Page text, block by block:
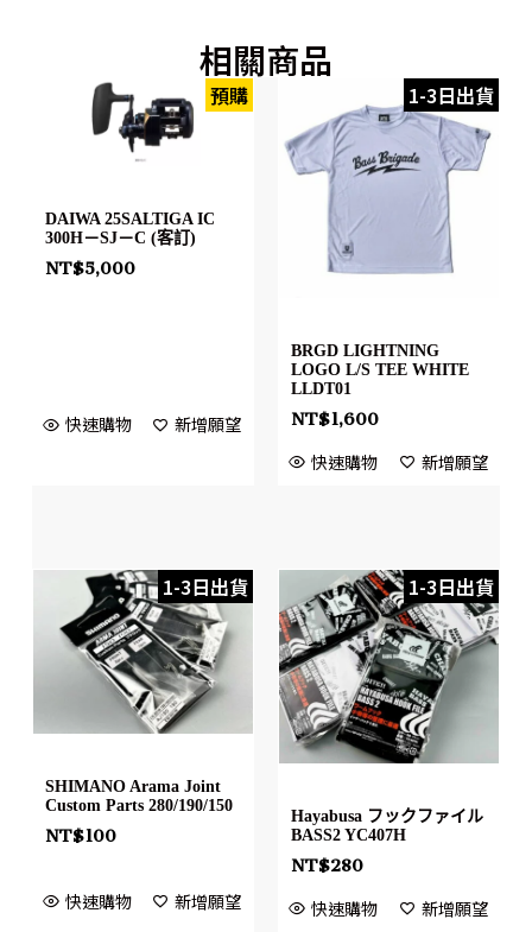
相關商品
預購
DAIWA 25SALTIGA IC
300H－SJ－C (客訂)
NT$5,000
快速購物 新增願望
1-3日出貨
BRGD LIGHTNING
LOGO L/S TEE WHITE
LLDT01
NT$1,600
快速購物 新增願望
1-3日出貨
SHIMANO Arama Joint
Custom Parts 280/190/150
NT$100
快速購物 新增願望
1-3日出貨
Hayabusa フックファイル
BASS2 YC407H
NT$280
快速購物 新增願望